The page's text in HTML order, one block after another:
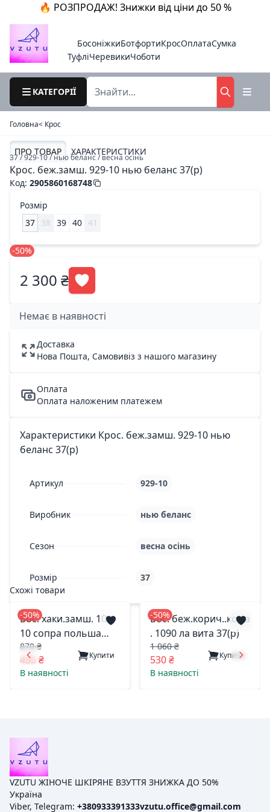
🔥 РОЗПРОДАЖ! Знижки від ціни до 50 %
БосоніжкиБотфортиКросОплатаСумка
ТуфліЧеревикиЧоботи
КАТЕГОРІЇ
Головна< Крос
ПРО ТОВАР ХАРАКТЕРИСТИКИ
37 / 929-10 / нью беланс / весна осінь
Крос. беж.замш. 929-10 нью беланс 37(р)
Код: 2905860168748
Розмір
37 38 39 40 41
-50%
2 300 ₴
Немає в наявності
Доставка
Нова Пошта, Самовивіз з нашого магазину
Оплата
Оплата наложеним платежем
Характеристики Крос. беж.замш. 929-10 нью
беланс 37(р)
Артикул 929-10
Виробник нью беланс
Сезон весна осінь
Розмір
37
Схожі товари
-50%
Бос. хаки.замш. 10-
10 сопра польша
37(р)
870 ₴
435 ₴ Купити
В наявності
-50%
Бос. беж.корич..кожа
. 1090 ла вита 37(р)
1 060 ₴
530 ₴ Купити
В наявності
VZUTU ЖІНОЧЕ ШКІРЯНЕ ВЗУТТЯ ЗНИЖКА ДО 50%
Україна
Viber, Telegram: +380933391333vzutu.office@gmail.com